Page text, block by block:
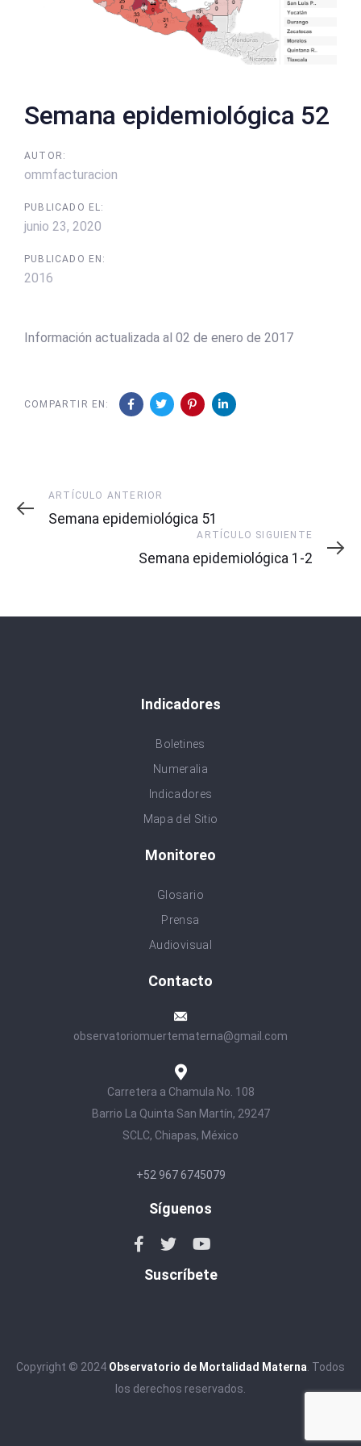
Semana epidemiológica 52
AUTOR:
ommfacturacion
PUBLICADO EL:
junio 23, 2020
PUBLICADO EN:
2016
Información actualizada al 02 de enero de 2017
COMPARTIR EN:
Artículo
Anterior
ARTÍCULO ANTERIOR
Semana epidemiológica 51
Siguiente
ARTÍCULO SIGUIENTE
Semana epidemiológica 1-2
Indicadores
Boletines
Numeralia
Indicadores
Mapa del Sitio
Monitoreo
Glosario
Prensa
Audiovisual
Contacto
observatoriomuertematerna@gmail.com
Carretera a Chamula No. 108
Barrio La Quinta San Martín, 29247
SCLC, Chiapas, México
+52 967 6745079
Síguenos
Suscríbete
Copyright © 2024 Observatorio de Mortalidad Materna . Todos
los derechos reservados.